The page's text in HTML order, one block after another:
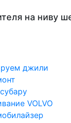
на ниву
джили
VOLVO